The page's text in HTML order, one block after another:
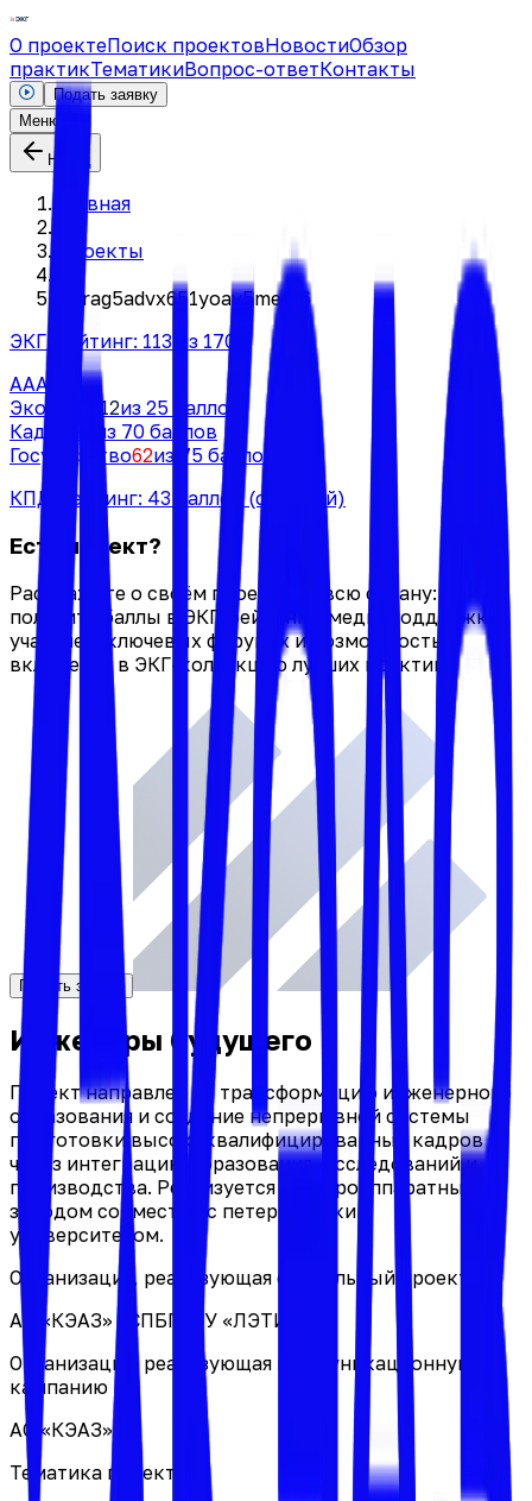
О проектеПоиск проектовНовостиОбзор
практикТематикиВопрос-ответКонтакты
Подать заявку
Меню
Назад
Главная
Проекты
di3rag5advx651yoav5mefc6
ЭКГ-рейтинг: 113 из 170
AAA
Экология 12из 25 баллов
Кадры
из 70 баллов
Государство62из 75 баллов
КПД-рейтинг: 43 баллов (средний)
Есть проект?
Расскажите о своём проекте на всю страну:
получите баллы в ЭКГ-рейтинге, медиаподдержку,
участие в ключевых форумах и возможность
включения в ЭКГ-коллекцию лучших практик.
Подать заявку
Инженеры будущего
Проект направлен на трансформацию инженерного
образования и создание непрерывной системы
подготовки высококвалифицированных кадров
через интеграцию образования, исследований и
производства. Реализуется электроаппаратным
заводом совместно с петербургским
университетом.
Организация, реализующая социальный проект
АО «КЭАЗ» | СПБГЭТУ «ЛЭТИ»
Организация, реализующая коммуникационную
кампанию
АО «КЭАЗ»
Тематика проекта